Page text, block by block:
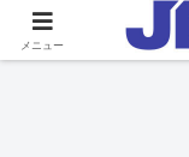
メニュー